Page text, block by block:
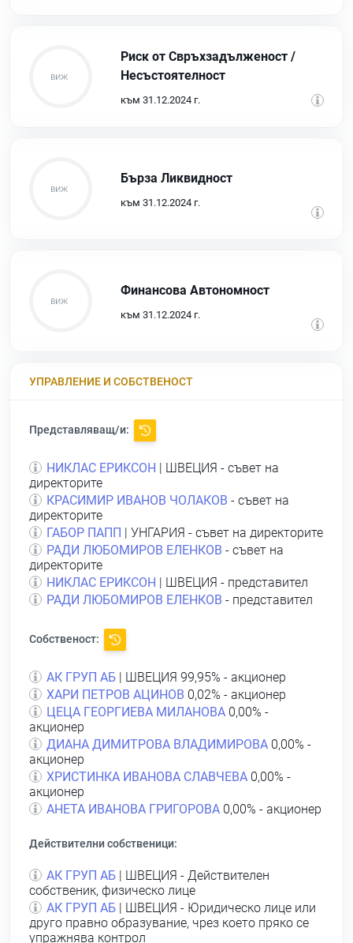
Риск от Свръхзадълженост /
Несъстоятелност
към 31.12.2024 г.
Бърза Ликвидност
към 31.12.2024 г.
Финансова Автономност
към 31.12.2024 г.
УПРАВЛЕНИЕ И СОБСТВЕНОСТ
Представляващ/и:
НИКЛАС ЕРИКСОН
| ШВЕЦИЯ - съвет на
директорите
КРАСИМИР ИВАНОВ ЧОЛАКОВ - съвет на
директорите
ГАБОР ПАПП
| УНГАРИЯ - съвет на директорите
РАДИ ЛЮБОМИРОВ ЕЛЕНКОВ - съвет на
директорите
НИКЛАС ЕРИКСОН
| ШВЕЦИЯ - представител
РАДИ ЛЮБОМИРОВ ЕЛЕНКОВ - представител
Собственост:
АК ГРУП АБ | ШВЕЦИЯ 99,95% - акционер
ХАРИ ПЕТРОВ АЦИНОВ 0,02% - акционер
ЦЕЦА ГЕОРГИЕВА МИЛАНОВА 0,00% -
акционер
ДИАНА ДИМИТРОВА ВЛАДИМИРОВА 0,00% -
акционер
ХРИСТИНКА ИВАНОВА СЛАВЧЕВА 0,00% -
акционер
АНЕТА ИВАНОВА ГРИГОРОВА 0,00% - акционер
Действителни собственици:
АК ГРУП АБ | ШВЕЦИЯ - Действителен
собственик, физическо лице
АК ГРУП АБ | ШВЕЦИЯ - Юридическо лице или
друго правно образувание, чрез което пряко се
упражнява контрол